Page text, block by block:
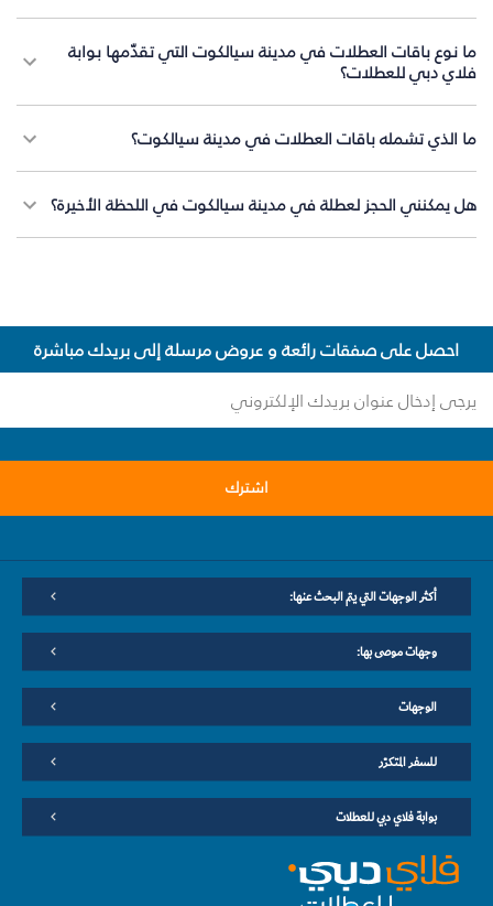
ما نوع باقات العطلات في مدينة سيالكوت التي تقدّمها بوابة
فلاي دبي للعطلات؟
ما الذي تشمله باقات العطلات في مدينة سيالكوت؟
هل يمكنني الحجز لعطلة في مدينة سيالكوت في اللحظة الأخيرة؟
احصل على صفقات رائعة و عروض مرسلة إلى بريدك مباشرة
اشترك
أكثر الوجهات التي يتم البحث عنها:
وجهات موصى بها:
الوجهات
للسفر المتكرّر
بوابة فلاي دبي للعطلات